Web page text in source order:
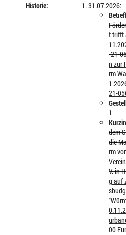
Historie:
31.07.2026:
t trifft
-21-
n zur
rm
21-
1
dem
die
rm
V. in
g auf
00